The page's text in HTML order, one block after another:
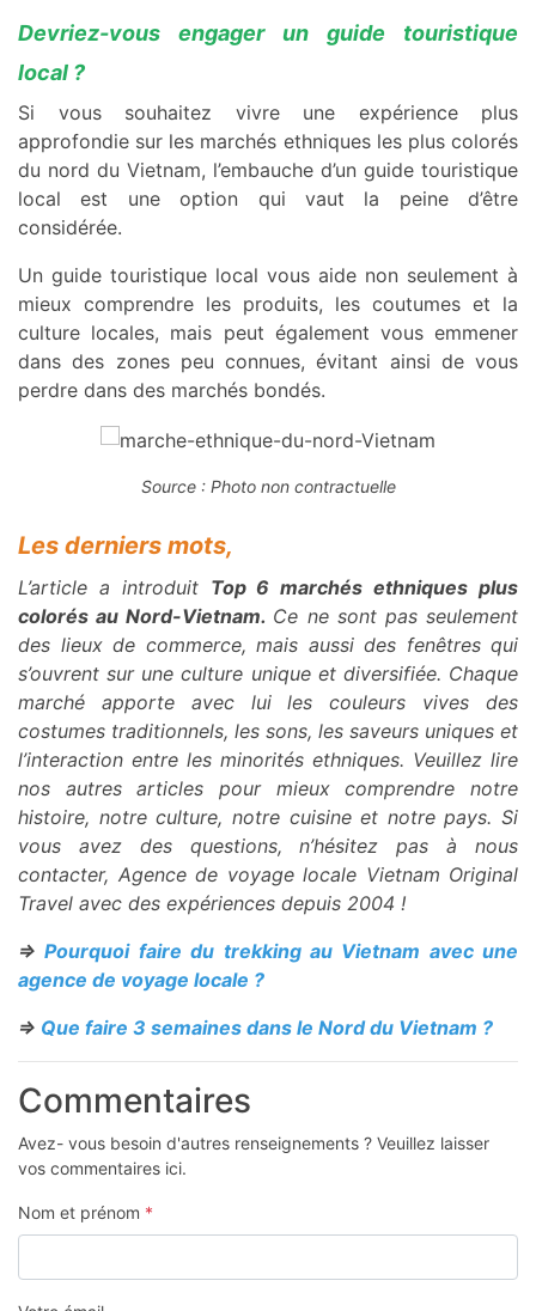
Devriez-vous engager un guide touristique
local ?
Si vous souhaitez vivre une expérience plus
approfondie sur les marchés ethniques les plus colorés
du nord du Vietnam, l’embauche d’un guide touristique
local est une option qui vaut la peine d’être
considérée.
Un guide touristique local vous aide non seulement à
mieux comprendre les produits, les coutumes et la
culture locales, mais peut également vous emmener
dans des zones peu connues, évitant ainsi de vous
perdre dans des marchés bondés.
Source : Photo non contractuelle
Les derniers mots,
L’article a introduit Top 6 marchés ethniques plus
colorés au Nord-Vietnam. Ce ne sont pas seulement
des lieux de commerce, mais aussi des fenêtres qui
s’ouvrent sur une culture unique et diversifiée. Chaque
marché apporte avec lui les couleurs vives des
costumes traditionnels, les sons, les saveurs uniques et
l’interaction entre les minorités ethniques. Veuillez lire
nos autres articles pour mieux comprendre notre
histoire, notre culture, notre cuisine et notre pays. Si
vous avez des questions, n’hésitez pas à nous
contacter, Agence de voyage locale Vietnam Original
Travel avec des expériences depuis 2004 !
=>Pourquoi faire du trekking au Vietnam avec une
agence de voyage locale ?
=> Que faire 3 semaines dans le Nord du Vietnam ?
Commentaires
Avez- vous besoin d'autres renseignements ? Veuillez laisser
vos commentaires ici.
Nom et prénom *